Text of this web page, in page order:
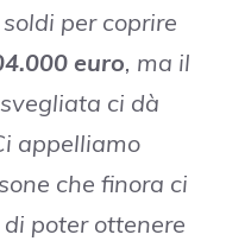
per coprire
euro, ma il
ci dà
appelliamo
che finora ci
poter ottenere